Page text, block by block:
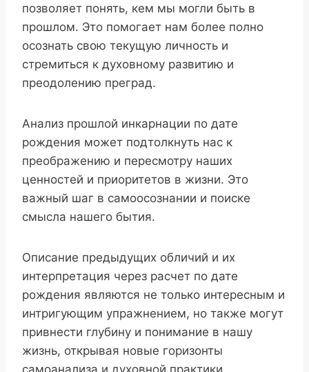
позволяет понять, кем мы могли быть в
прошлом. Это помогает нам более полно
осознать свою текущую личность и
стремиться к духовному развитию и
преодолению преград.
Анализ прошлой инкарнации по дате
рождения может подтолкнуть нас к
преображению и пересмотру наших
ценностей и приоритетов в жизни. Это
важный шаг в самоосознании и поиске
смысла нашего бытия.
Описание предыдущих обличий и их
интерпретация через расчет по дате
рождения являются не только интересным и
интригующим упражнением, но также могут
привнести глубину и понимание в нашу
жизнь, открывая новые горизонты
самоанализа и духовной практики.